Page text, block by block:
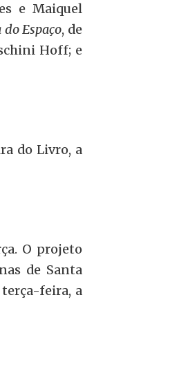
e Maiquel
do Espaço, de
Hoff; e
do Livro, a
O projeto
de Santa
feira, a